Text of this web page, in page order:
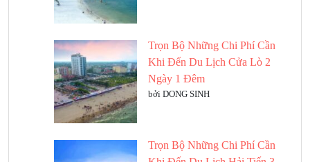
Trọn Bộ Những Chi Phí Cần
Khi Đến Du Lịch Cửa Lò 2
Ngày 1 Đêm
bởi DONG SINH
Trọn Bộ Những Chi Phí Cần